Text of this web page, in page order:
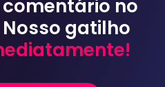
no
gatilho